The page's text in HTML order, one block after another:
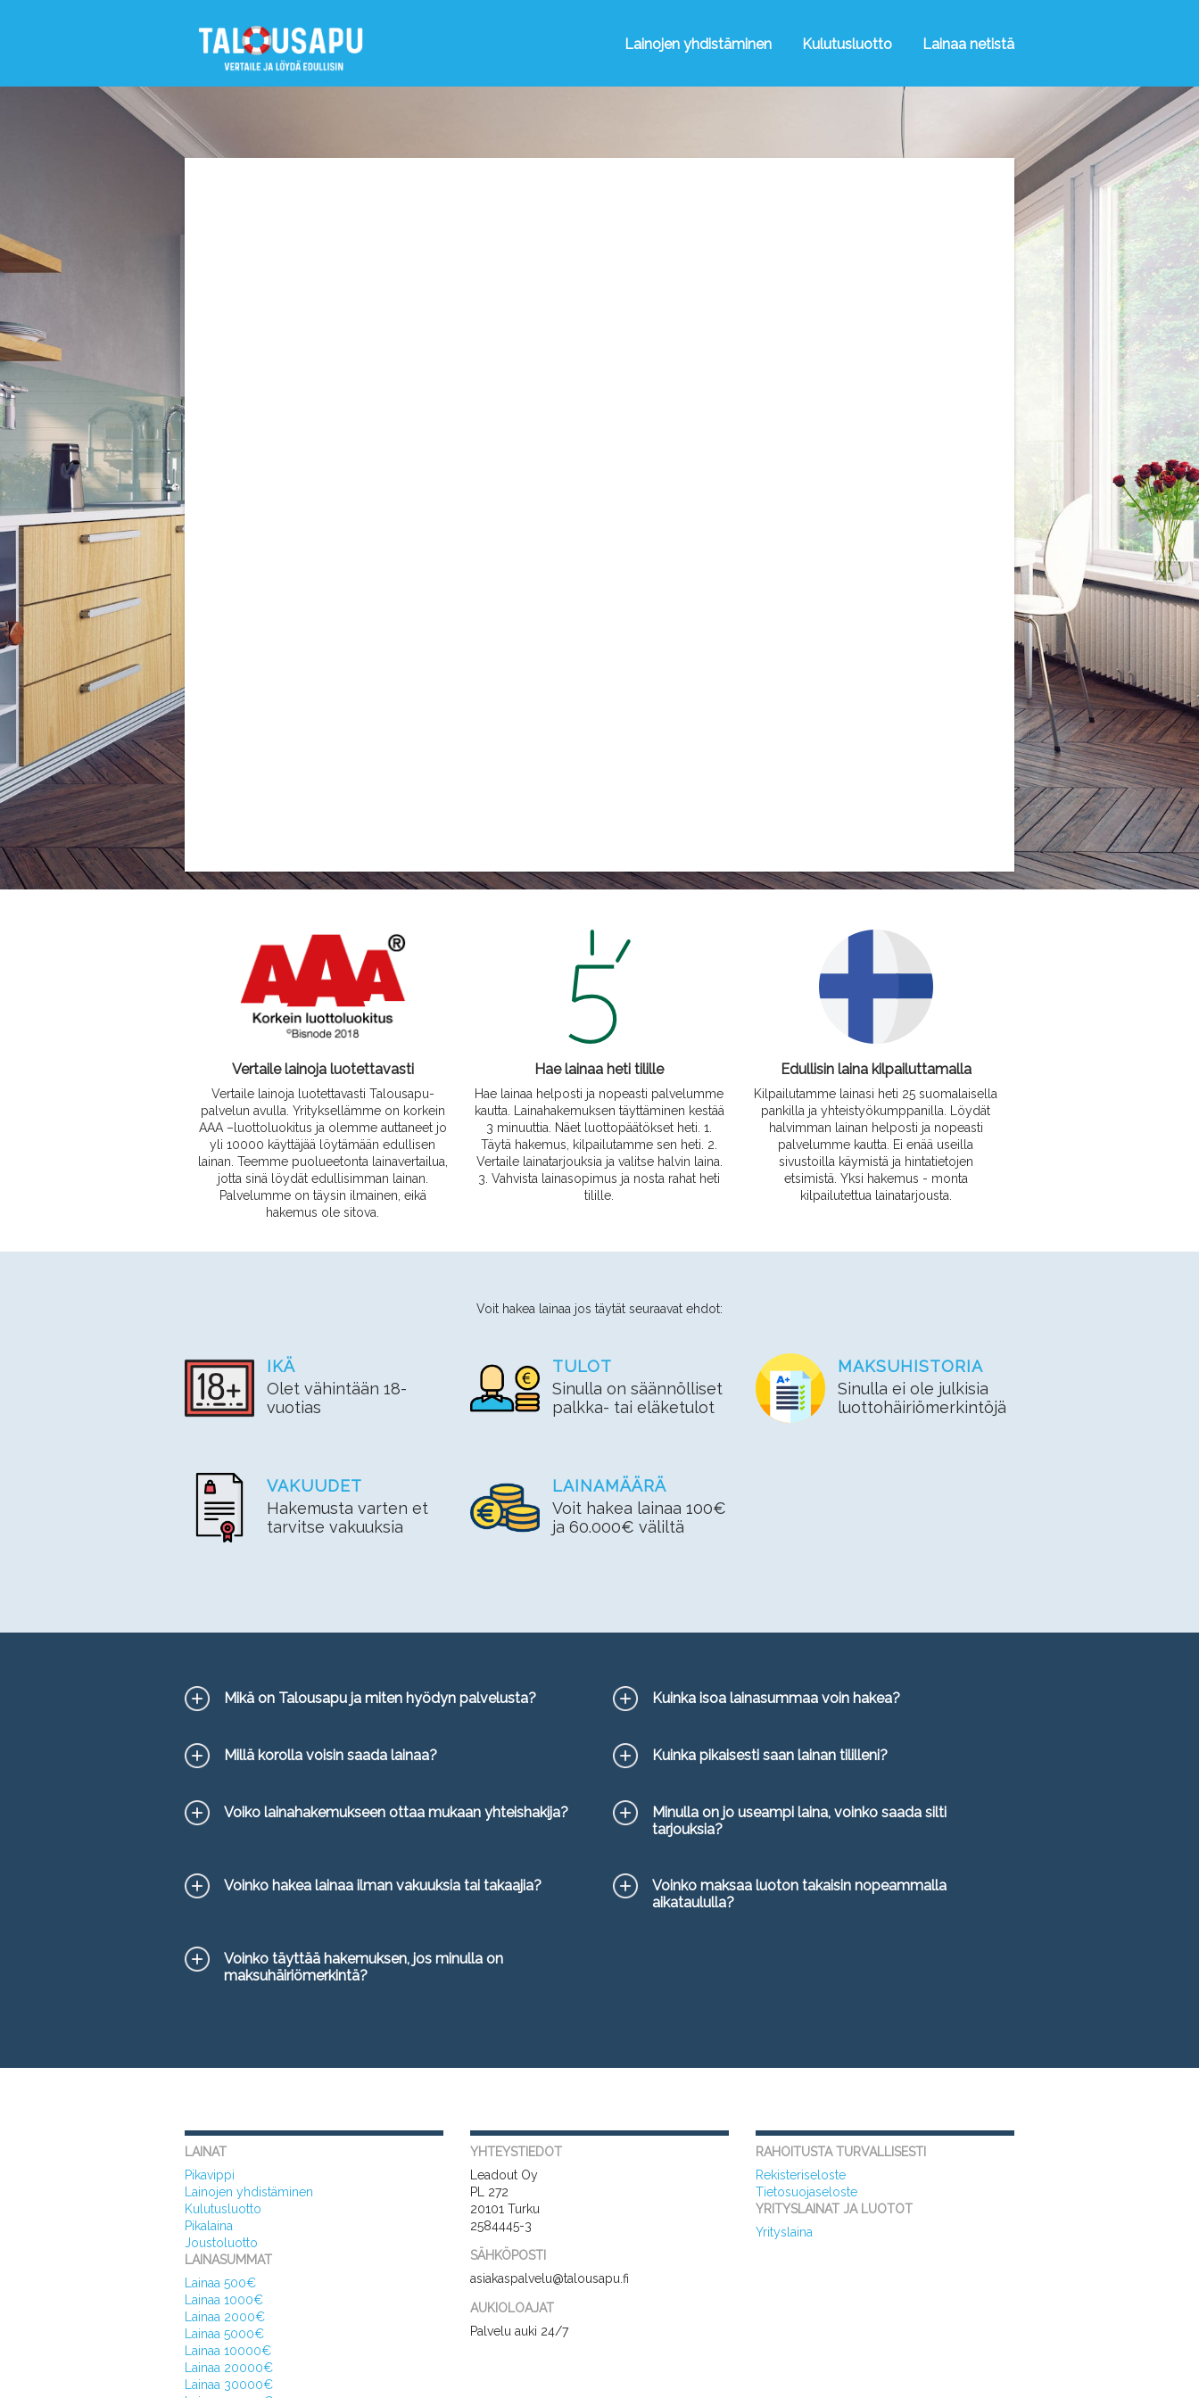
Lainojen yhdistäminen Kulutusluotto Lainaa netistä
Vertaile lainoja luotettavasti
Vertaile lainoja luotettavasti Talousapu-
palvelun avulla. Yrityksellämme on korkein
AAA –luottoluokitus ja olemme auttaneet jo
yli 10000 käyttäjää löytämään edullisen
lainan. Teemme puolueetonta lainavertailua,
jotta sinä löydät edullisimman lainan.
Palvelumme on täysin ilmainen, eikä
hakemus ole sitova.
Hae lainaa heti tilille
Hae lainaa helposti ja nopeasti palvelumme
kautta. Lainahakemuksen täyttäminen kestää
3 minuuttia. Näet luottopäätökset heti. 1.
Täytä hakemus, kilpailutamme sen heti. 2.
Vertaile lainatarjouksia ja valitse halvin laina.
3. Vahvista lainasopimus ja nosta rahat heti
tilille.
Edullisin laina kilpailuttamalla
Kilpailutamme lainasi heti 25 suomalaisella
pankilla ja yhteistyökumppanilla. Löydät
halvimman lainan helposti ja nopeasti
palvelumme kautta. Ei enää useilla
sivustoilla käymistä ja hintatietojen
etsimistä. Yksi hakemus - monta
kilpailutettua lainatarjousta.
Voit hakea lainaa jos täytät seuraavat ehdot:
IKÄ
Olet vähintään 18-
vuotias
TULOT
Sinulla on säännölliset
palkka- tai eläketulot
MAKSUHISTORIA
Sinulla ei ole julkisia
luottohäiriömerkintöjä
VAKUUDET
Hakemusta varten et
tarvitse vakuuksia
LAINAMÄÄRÄ
Voit hakea lainaa 100€
ja 60.000€ väliltä
Mikä on Talousapu ja miten hyödyn palvelusta? Kuinka isoa lainasummaa voin hakea?
Millä korolla voisin saada lainaa? Kuinka pikaisesti saan lainan tililleni?
Voiko lainahakemukseen ottaa mukaan yhteishakija?
Minulla on jo useampi laina, voinko saada silti
tarjouksia?
Voinko hakea lainaa ilman vakuuksia tai takaajia?
Voinko maksaa luoton takaisin nopeammalla
aikataululla?
Voinko täyttää hakemuksen, jos minulla on
maksuhäiriömerkintä?
LAINAT
Pikavippi
Lainojen yhdistäminen
Kulutusluotto
Pikalaina
Joustoluotto
LAINASUMMAT
Lainaa 500€
Lainaa 1000€
Lainaa 2000€
Lainaa 5000€
Lainaa 10000€
Lainaa 20000€
Lainaa 30000€
YHTEYSTIEDOT
Leadout Oy
PL 272
20101 Turku
2584445-3
SÄHKÖPOSTI
asiakaspalvelu@talousapu.fi
AUKIOLOAJAT
Palvelu auki 24/7
RAHOITUSTA TURVALLISESTI
Rekisteriseloste
Tietosuojaseloste
YRITYSLAINAT JA LUOTOT
Yrityslaina